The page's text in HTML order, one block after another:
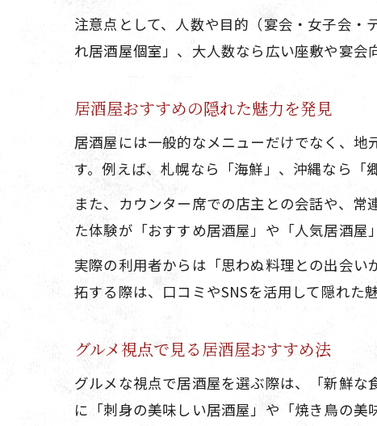
注意点として、人数や目的（宴会・女子会
れ居酒屋個室」、大人数なら広い座敷や宴会
居酒屋おすすめの隠れた魅力を発見
居酒屋には一般的なメニューだけでなく、
す。例えば、札幌なら「海鮮」、沖縄なら「
また、カウンター席での店主との会話や、
た体験が「おすすめ居酒屋」や「人気居酒屋
実際の利用者からは「思わぬ料理との出会
拓する際は、口コミやSNSを活用して隠れた
グルメ視点で見る居酒屋おすすめ法
グルメな視点で居酒屋を選ぶ際は、「新鮮
に「刺身の美味しい居酒屋」や「焼き鳥の美